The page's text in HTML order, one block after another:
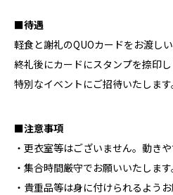
■待遇
軽食と謝礼のQUOカードをお渡しい
終礼後にカードにスタンプを捺印し
特別なイベントにご招待いたします
■注意事項
・更衣室等はございません。動き
・集合時間厳守でお願いいたします
・貴重品等は身に付けられるようお